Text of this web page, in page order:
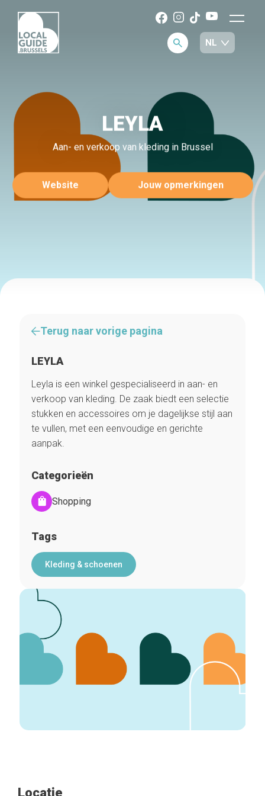
LEYLA
Aan- en verkoop van kleding in Brussel
Website Jouw opmerkingen
Terug naar vorige pagina
LEYLA
Leyla is een winkel gespecialiseerd in aan- en
verkoop van kleding. De zaak biedt een selectie
stukken en accessoires om je dagelijkse stijl aan
te vullen, met een eenvoudige en gerichte
aanpak.
Categorieën
Shopping
Tags
Kleding & schoenen
Locatie